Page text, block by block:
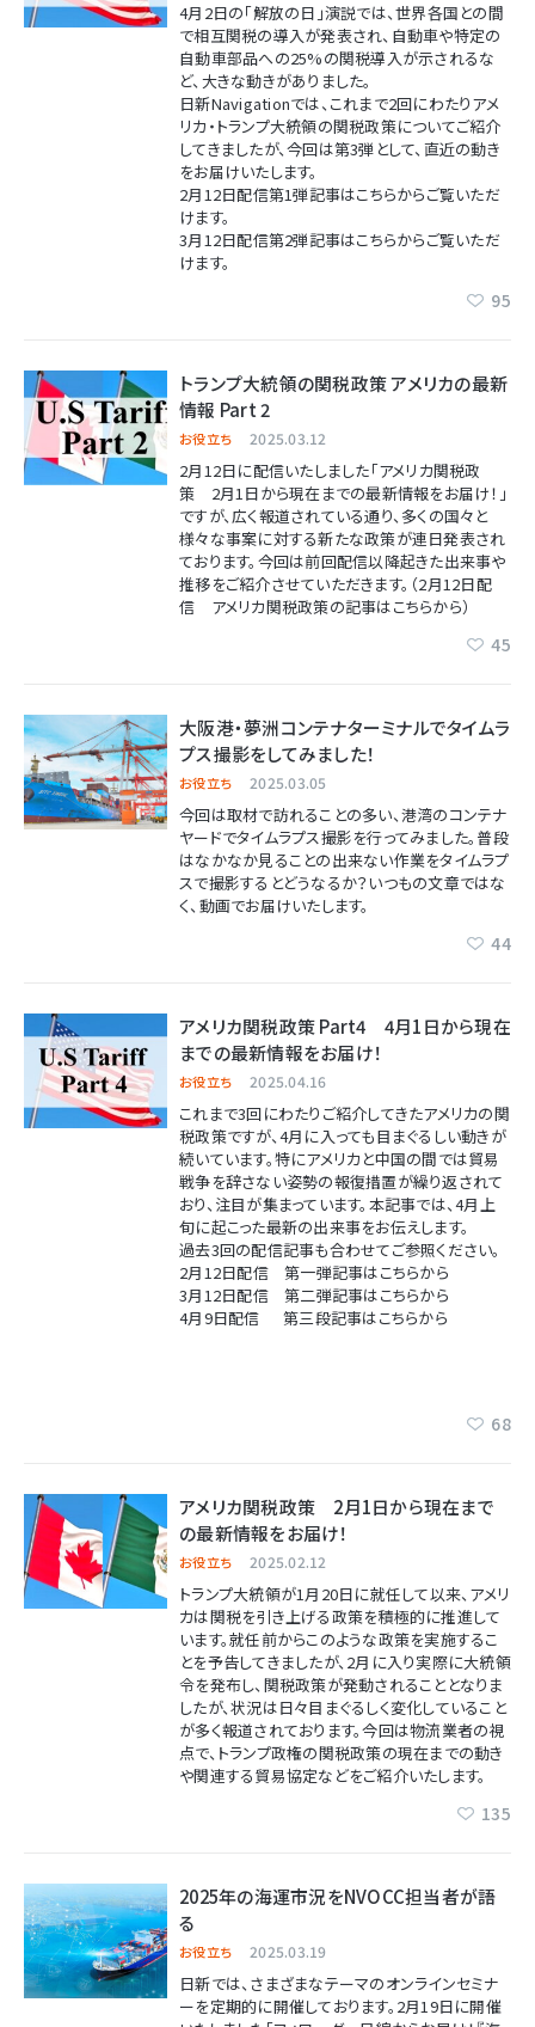
4月2日の「解放の日」演説では、世界各国との間
で相互関税の導入が発表され、自動車や特定の
自動車部品への25%の関税導入が示されるな
ど、大きな動きがありました。
日新Navigationでは、これまで2回にわたりアメ
リカ・トランプ大統領の関税政策についてご紹介
してきましたが、今回は第3弾として、直近の動き
をお届けいたします。
2月12日配信第1弾記事はこちらからご覧いただ
けます。
3月12日配信第2弾記事はこちらからご覧いただ
けます。
95
トランプ大統領の関税政策 アメリカの最新
情報 Part 2
お役立ち 2025.03.12
2月12日に配信いたしました「アメリカ関税政
策 2月1日から現在までの最新情報をお届け！」
ですが、広く報道されている通り、多くの国々と
様々な事案に対する新たな政策が連日発表され
ております。今回は前回配信以降起きた出来事や
推移をご紹介させていただきます。 （2月12日配
信 アメリカ関税政策の記事はこちらから）
45
大阪港・夢洲コンテナターミナルでタイムラ
プス撮影をしてみました！
お役立ち 2025.03.05
今回は取材で訪れることの多い、港湾のコンテナ
ヤードでタイムラプス撮影を行ってみました。普段
はなかなか見ることの出来ない作業をタイムラプ
スで撮影するとどうなるか？いつもの文章ではな
く、動画でお届けいたします。
44
アメリカ関税政策 Part4 4月1日から現在
までの最新情報をお届け！
お役立ち 2025.04.16
これまで3回にわたりご紹介してきたアメリカの関
税政策ですが、4月に入っても目まぐるしい動きが
続いています。特にアメリカと中国の間では貿易
戦争を辞さない姿勢の報復措置が繰り返されて
おり、注目が集まっています。本記事では、4月上
旬に起こった最新の出来事をお伝えします。
過去3回の配信記事も合わせてご参照ください。
2月12日配信 第一弾記事はこちらから
3月12日配信 第二弾記事はこちらから
4月9日配信 第三段記事はこちらから
68
アメリカ関税政策 2月1日から現在まで
の最新情報をお届け！
お役立ち 2025.02.12
トランプ大統領が1月20日に就任して以来、アメリ
カは関税を引き上げる政策を積極的に推進して
います。就任前からこのような政策を実施するこ
とを予告してきましたが、2月に入り実際に大統領
令を発布し、関税政策が発動されることとなりま
したが、状況は日々目まぐるしく変化していること
が多く報道されております。今回は物流業者の視
点で、トランプ政権の関税政策の現在までの動き
や関連する貿易協定などをご紹介いたします。
135
2025年の海運市況をNVOCC担当者が語
る
お役立ち 2025.03.19
日新では、さまざまなテーマのオンラインセミナ
ーを定期的に開催しております。2月19日に開催